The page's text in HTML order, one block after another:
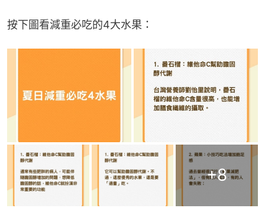
按下圖看減重必吃的4大水果：
+8